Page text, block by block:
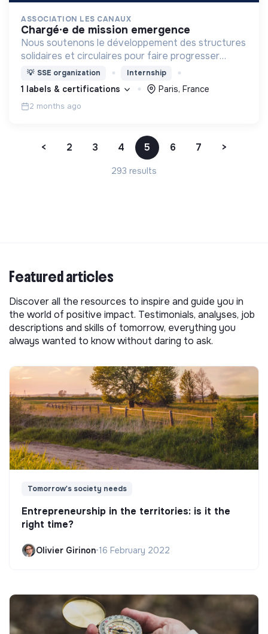
ASSOCIATION LES CANAUX
chargé·e de mission emergence
Nous soutenons le développement des structures
solidaires et circulaires pour faire progresser
l’économie engagée en favorisant la coopération
entre les entreprises innovantes et les acteurs
locaux.
💡 SSE organization Internship
1 labels & certifications Paris, France
2 months ago
< 2 3 4 5 6 7 >
293 results
Featured articles
Discover all the resources to inspire and guide you in
the world of positive impact. Testimonials, analyses, job
descriptions and skills of tomorrow, everything you
always wanted to know without daring to ask.
Tomorrow's society needs
Entrepreneurship in the territories: is it the
right time?
Olivier Girinon•16 February 2022